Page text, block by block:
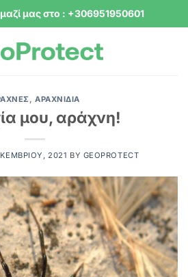
μας στο : +306951950601
, ΑΡΑΧΝΊΔΙΑ
μου, αράχνη!
2021 BY GEOPROTECT